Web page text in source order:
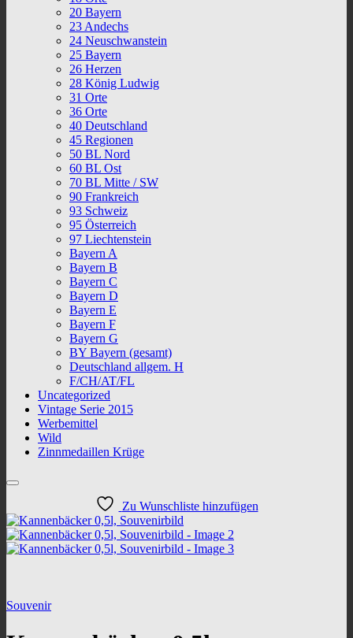
20 Bayern
23 Andechs
24 Neuschwanstein
25 Bayern
26 Herzen
28 König Ludwig
31 Orte
36 Orte
40 Deutschland
45 Regionen
50 BL Nord
60 BL Ost
70 BL Mitte / SW
90 Frankreich
93 Schweiz
95 Österreich
97 Liechtenstein
Bayern A
Bayern B
Bayern C
Bayern D
Bayern E
Bayern F
Bayern G
BY Bayern (gesamt)
Deutschland allgem. H
F/CH/AT/FL
Uncategorized
Vintage Serie 2015
Werbemittel
Wild
Zinnmedaillen Krüge
Zu Wunschliste hinzufügen
Souvenir